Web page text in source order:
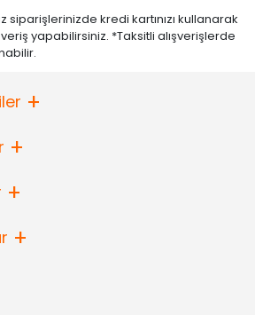
kredi kartınızı kullanarak
yapabilirsiniz. *Taksitli alışverişlerde